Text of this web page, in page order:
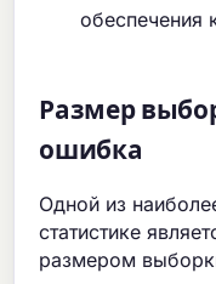
обеспечения
Размер
ошибка
Одной из
статистике
размером